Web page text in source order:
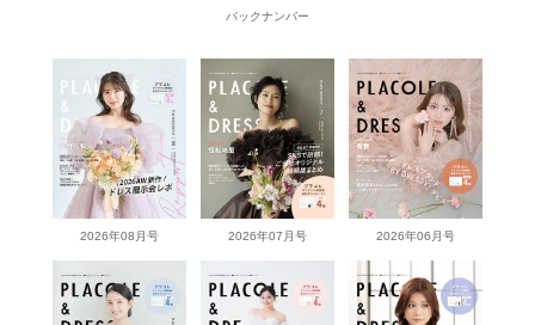
バックナンバー
2026年08月号 2026年07月号 2026年06月号